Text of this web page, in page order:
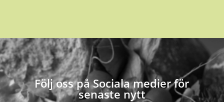
Följ oss på Sociala medier för
senaste nytt